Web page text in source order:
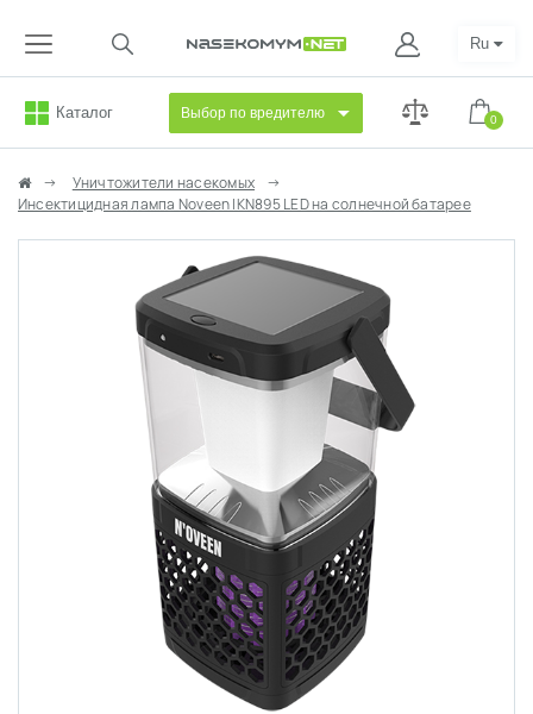
Каталог Выбор по вредителю 0
Ru
Уничтожители насекомых
Инсектицидная лампа Noveen IKN895 LED на солнечной батарее